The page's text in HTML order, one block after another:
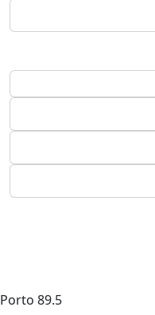
Porto 89.5